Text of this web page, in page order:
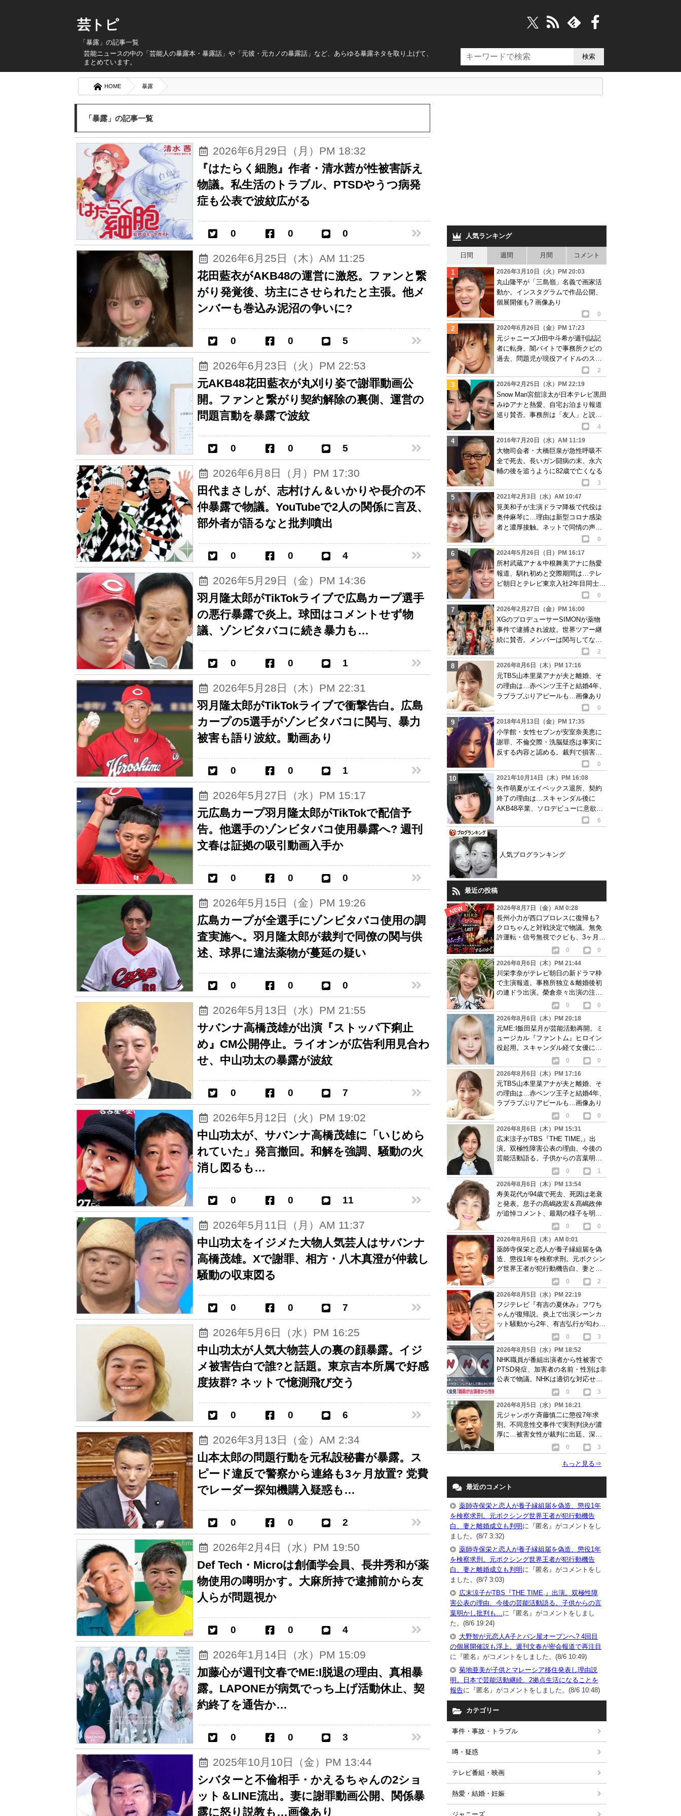
芸トピ
「暴露」の記事一覧
芸能ニュースの中の「芸能人の暴露本・暴露話」や「元彼・元カノの暴露話」など、あらゆる暴露ネタを取り上げて、
まとめています。
HOME 暴露
「暴露」の記事一覧
2026年6月29日（月）PM 18:32
『はたらく細胞』作者・清水茜が性被害訴え
物議。私生活のトラブル、PTSDやうつ病発
症も公表で波紋広がる
0 0 0
2026年6月25日（木）AM 11:25
花田藍衣がAKB48の運営に激怒。ファンと繋
がり発覚後、坊主にさせられたと主張。他メ
ンバーも巻込み泥沼の争いに?
0 0 5
2026年6月23日（火）PM 22:53
元AKB48花田藍衣が丸刈り姿で謝罪動画公
開。ファンと繋がり契約解除の裏側、運営の
問題言動を暴露で波紋
0 0 5
2026年6月8日（月）PM 17:30
田代まさしが、志村けん＆いかりや長介の不
仲暴露で物議。YouTubeで2人の関係に言及、
部外者が語るなと批判噴出
0 0 4
2026年5月29日（金）PM 14:36
羽月隆太郎がTikTokライブで広島カープ選手
の悪行暴露で炎上。球団はコメントせず物
議、ゾンビタバコに続き暴力も…
0 0 1
2026年5月28日（木）PM 22:31
羽月隆太郎がTikTokライブで衝撃告白。広島
カープの5選手がゾンビタバコに関与、暴力
被害も語り波紋。動画あり
0 0 1
2026年5月27日（水）PM 15:17
元広島カープ羽月隆太郎がTikTokで配信予
告。他選手のゾンビタバコ使用暴露へ? 週刊
文春は証拠の吸引動画入手か
0 0 0
2026年5月15日（金）PM 19:26
広島カープが全選手にゾンビタバコ使用の調
査実施へ。羽月隆太郎が裁判で同僚の関与供
述、球界に違法薬物が蔓延の疑い
0 0 0
2026年5月13日（水）PM 21:55
サバンナ高橋茂雄が出演『ストッパ下痢止
め』CM公開停止。ライオンが広告利用見合わ
せ、中山功太の暴露が波紋
0 0 7
2026年5月12日（火）PM 19:02
中山功太が、サバンナ高橋茂雄に「いじめら
れていた」発言撤回。和解を強調、騒動の火
消し図るも…
0 0 11
2026年5月11日（月）AM 11:37
中山功太をイジメた大物人気芸人はサバンナ
高橋茂雄。Xで謝罪、相方・八木真澄が仲裁し
騒動の収束図る
0 0 7
2026年5月6日（水）PM 16:25
中山功太が人気大物芸人の裏の顔暴露。イジ
メ被害告白で誰?と話題。東京吉本所属で好感
度抜群? ネットで憶測飛び交う
0 0 6
2026年3月13日（金）AM 2:34
山本太郎の問題行動を元私設秘書が暴露。ス
ピード違反で警察から連絡も3ヶ月放置? 党費
でレーダー探知機購入疑惑も…
0 0 2
2026年2月4日（水）PM 19:50
Def Tech・Microは創価学会員、長井秀和が薬
物使用の噂明かす。大麻所持で逮捕前から友
人らが問題視か
0 0 4
2026年1月14日（水）PM 15:09
加藤心が週刊文春でME:I脱退の理由、真相暴
露。LAPONEが病気でっち上げ活動休止、契
約終了を通告か…
0 0 3
2025年10月10日（金）PM 13:44
シバターと不倫相手・かえるちゃんの2ショ
ット＆LINE流出。妻に謝罪動画公開、関係暴
露に怒り説教も…画像あり
人気ランキング
日間 週間 月間 コメント
2026年3月10日（火）PM 20:03
丸山隆平が「三島嶺」名義で画家活
動か。インスタグラムで作品公開、
個展開催も? 画像あり
0
2020年6月26日（金）PM 17:23
元ジャニーズJr田中斗希が週刊誌記
者に転身。闇バイトで事務所クビの
過去、問題児が現役アイドルのスキ
2
2026年2月25日（水）PM 22:19
Snow Man宮舘涼太が日本テレビ黒田
みゆアナと熱愛、自宅お泊まり報道
巡り賛否。事務所は「友人」と説明
4
2016年7月20日（水）AM 11:19
大物司会者・大橋巨泉が急性呼吸不
全で死去。長いガン闘病の末、永六
輔の後を追うように82歳で亡くなる
3
2021年2月3日（水）AM 10:47
筧美和子が主演ドラマ降板で代役は
奥仲麻琴に…理由は新型コロナ感染
者と濃厚接触。ネットで同情の声相
0
2024年5月26日（日）PM 16:17
所村武蔵アナ＆中根舞美アナに熱愛
報道、馴れ初めと交際期間は…テレ
ビ朝日とテレビ東京入社2年目同士で
0
2026年2月27日（金）PM 16:00
XGのプロデューサーSIMONが薬物
事件で逮捕され波紋。世界ツアー継
続に賛否。メンバーは関与してない
2
2026年8月6日（木）PM 17:16
元TBS山本里菜アナが夫と離婚、そ
の理由は…赤ベンツ王子と結婚4年、
ラブラブぶりアピールも…画像あり
0
2018年4月13日（金）PM 17:35
小学館・女性セブンが安室奈美恵に
謝罪、不倫交際・洗脳疑惑は事実に
反する内容と認める。裁判で損害賠
0
2021年10月14日（木）PM 16:08
矢作萌夏がエイベックス退所、契約
終了の理由は…スキャンダル後に
AKB48卒業、ソロデビューに意欲も
6
人気ブログランキング
最近の投稿
2026年8月7日（金）AM 0:28
長州小力が西口プロレスに復帰も?
クロちゃんと対戦決定で物議。無免
許運転・信号無視でクビも、3ヶ月で
0
0
2026年8月6日（木）PM 21:44
川栄李奈がテレビ朝日の新ドラマ枠
で主演報道。事務所独立＆離婚後初
の連ドラ出演。榮倉奈々出演の注目
0
0
2026年8月6日（木）PM 20:18
元ME:I飯田栞月が芸能活動再開。ミ
ュージカル『ファントム』ヒロイン
役起用。スキャンダル経て女優に転
0
0
2026年8月6日（木）PM 17:16
元TBS山本里菜アナが夫と離婚、そ
の理由は…赤ベンツ王子と結婚4年、
ラブラブぶりアピールも…画像あり
0
0
2026年8月6日（木）PM 15:31
広末涼子がTBS『THE TIME,』出
演。双極性障害公表の理由、今後の
芸能活動語る。子供からの言葉明か
0
1
2026年8月6日（木）PM 13:54
寿美花代が94歳で死去、死因は老衰
と発表。息子の髙嶋政宏＆髙嶋政伸
が追悼コメント、最期の様子を明か
0
0
2026年8月6日（木）AM 0:01
薬師寺保栄と恋人が養子縁組届を偽
造、懲役1年を検察求刑。元ボクシン
グ世界王者が犯行動機告白、妻と離
0
2
2026年8月5日（水）PM 22:19
フジテレビ『有吉の夏休み』フワち
ゃんが復帰説。炎上で出演シーンカ
ット騒動から2年、有吉弘行が匂わせ
0
3
2026年8月5日（水）PM 18:52
NHK職員が番組出演者から性被害で
PTSD発症、加害者の名前・性別は非
公表で物議。NHKは適切な対応せず
0
3
2026年8月5日（水）PM 16:21
元ジャンポケ斉藤慎二に懲役7年求
刑。不同意性交事件で実刑判決が濃
厚に…被害女性が裁判に出廷、深刻
0 3
もっと見る⇒
最近のコメント
薬師寺保栄と恋人が養子縁組届を偽造、懲役1年
を検察求刑。元ボクシング世界王者が犯行動機告
白、妻と離婚成立も判明に『匿名』がコメントをし
ました。(8/7 3:32)
薬師寺保栄と恋人が養子縁組届を偽造、懲役1年
を検察求刑。元ボクシング世界王者が犯行動機告
白、妻と離婚成立も判明に『匿名』がコメントをし
ました。(8/7 3:03)
広末涼子がTBS『THE TIME,』出演。双極性障
害公表の理由、今後の芸能活動語る。子供からの言
葉明かし批判も… に『匿名』がコメントをしまし
た。(8/6 19:24)
大野智が元恋人A子とパン屋オープンへ? 4回目
の個展開催説も浮上。週刊文春が密会報道で再注目
に『匿名』がコメントをしました。(8/6 10:49)
菊地亜美が子供とマレーシア移住発表し理由説
明。日本で芸能活動継続、2拠点生活になることを
報告に『匿名』がコメントをしました。(8/6 10:48)
カテゴリー
事件・事故・トラブル
噂・疑惑
テレビ番組・映画
熱愛・結婚・妊娠
ジャニーズ